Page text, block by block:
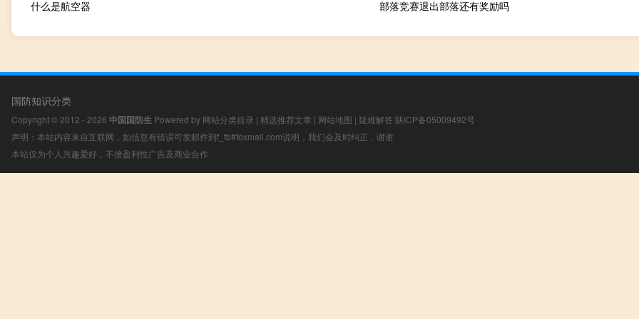
什么是航空器 部落竞赛退出部落还有奖励吗
国防知识分类
Copyright © 2012 - 2026 中国国防生 Powered by 网站分类目录 | 精选推荐文章 | 网站地图 | 疑难解答 陕ICP备05009492号
声明：本站内容来自互联网，如信息有错误可发邮件到f_fb#foxmail.com说明，我们会及时纠正，谢谢
本站仅为个人兴趣爱好，不接盈利性广告及商业合作